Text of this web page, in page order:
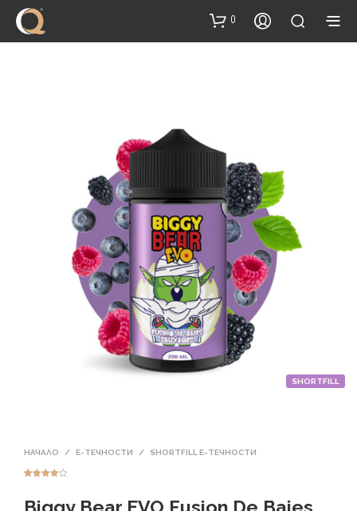
content
0
SHORTFILL
НАЧАЛО / Е-ТЕЧНОСТИ / SHORTFILL Е-ТЕЧНОСТИ
5,
базирано
Biggy Bear EVO Fusion De Baies